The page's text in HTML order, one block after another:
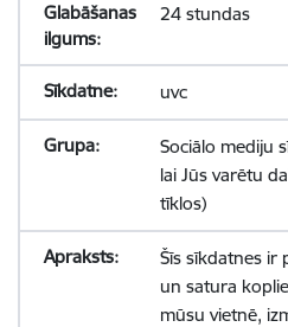
24 stundas
uvc
Sociālo mediju
lai Jūs varētu
tīklos)
Šīs sīkdatnes ir
un satura
mūsu vietnē,